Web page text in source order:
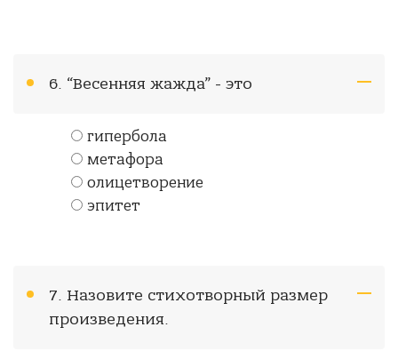
6. “Весенняя жажда” - это
гипербола
метафора
олицетворение
эпитет
7. Назовите стихотворный размер
произведения.